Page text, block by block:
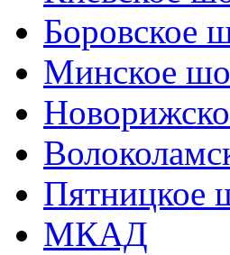
Боровское
Минское
Пятницкое
МКАД